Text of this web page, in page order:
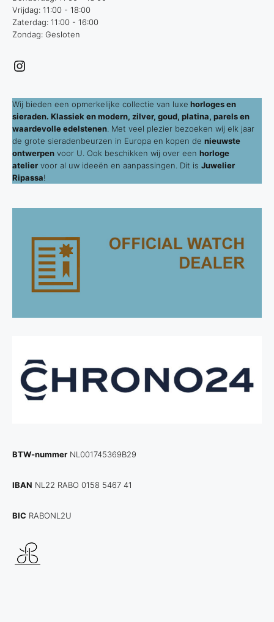
Vrijdag: 11:00 - 18:00
Zaterdag: 11:00 - 16:00
Zondag: Gesloten
Instagram
Wij bieden een opmerkelijke collectie van luxe horloges en
sieraden. Klassiek en modern, zilver, goud, platina, parels en
waardevolle edelstenen . Met veel plezier bezoeken wij elk jaar
de grote sieradenbeurzen in Europa en kopen de nieuwste
ontwerpen voor U. Ook beschikken wij over een horloge
atelier voor al uw ideeën en aanpassingen. Dit is Juwelier
Ripassa!
BTW-nummer NL001745369B29
IBAN NL22 RABO 0158 5467 41
BIC RABONL2U